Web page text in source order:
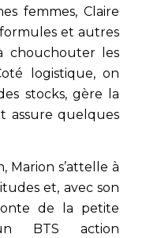
femmes, Claire
et autres
chouchouter les
logistique, on
stocks, gère la
assure quelques
Marion s’attelle à
et, avec son
de la petite
BTS action